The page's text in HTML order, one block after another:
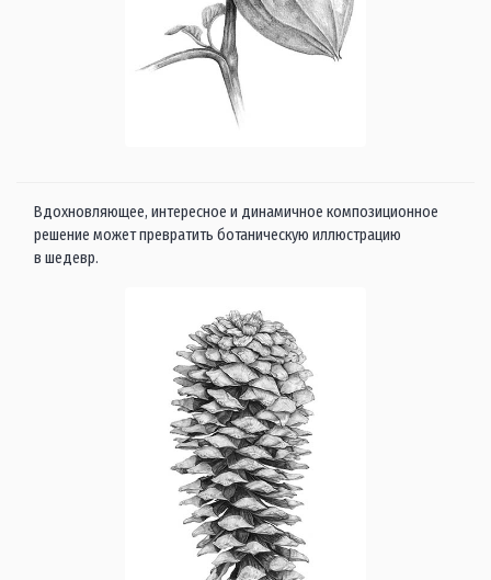
Вдохновляющее, интересное и динамичное композиционное
решение может превратить ботаническую иллюстрацию
в шедевр.